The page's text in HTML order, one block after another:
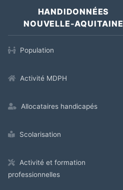
HANDIDONNÉES
NOUVELLE-AQUITAINE
Population
Activité MDPH
Allocataires handicapés
Scolarisation
Activité et formation
professionnelles